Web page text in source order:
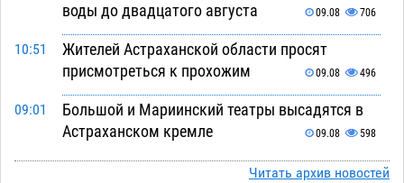
воды до двадцатого августа
09.08 706
10:51
Жителей Астраханской области просят
присмотреться к прохожим
09.08 496
09:01
Большой и Мариинский театры высадятся в
Астраханском кремле
09.08 598
Начало положено: астраханский «Волгарь»
Читать архив новостей